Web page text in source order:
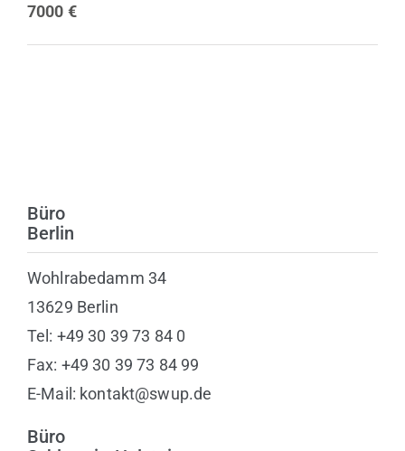
7000 €
Büro
Berlin
Wohlrabedamm 34
13629 Berlin
Tel: +49 30 39 73 84 0
Fax: +49 30 39 73 84 99
E-Mail: kontakt@swup.de
Büro